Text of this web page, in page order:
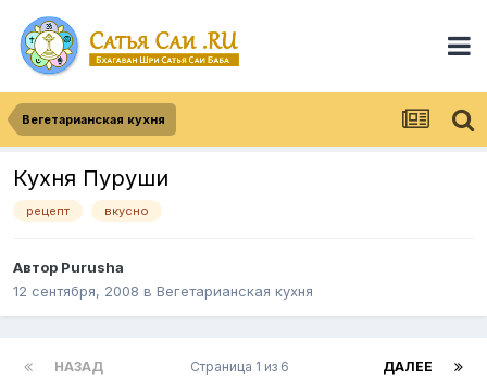
Вегетарианская кухня
Кухня Пуруши
рецепт вкусно
Автор Purusha
12 сентября, 2008 в Вегетарианская кухня
НАЗАД ДАЛЕЕ
Страница 1 из 6